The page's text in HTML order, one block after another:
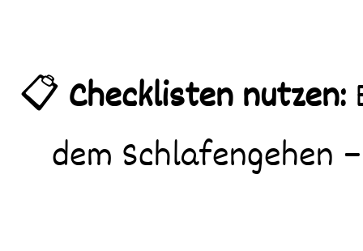
📋 Checklisten nutzen:
dem Schlafengehen